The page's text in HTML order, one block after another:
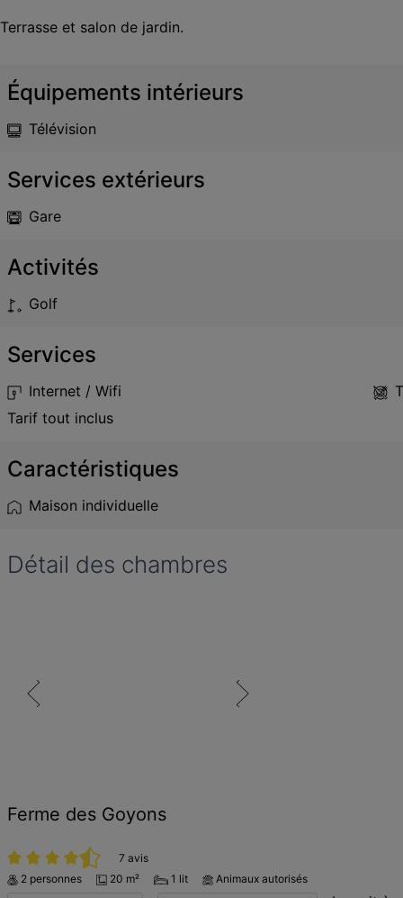
Terrasse et salon de jardin.
Équipements intérieurs
Télévision
Services extérieurs
Gare
Activités
Golf
Services
Internet / Wifi
Tarif tout inclus
Caractéristiques
Maison individuelle
Détail des chambres
Ferme des Goyons
7 avis
2 personnes
20 m² 1 lit Animaux autorisés